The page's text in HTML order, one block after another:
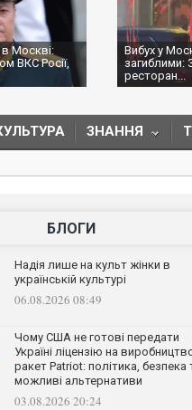
в Москві:
ВКС Росії,
Вибух у
загиблими:
ресторан...
ЗНАННЯ
БЛОГИ
Надія лише на культ жінки в
українській культурі
06.08.2026 08:49
Чому США не готові передати
Україні ліцензію на
ракет Patriot: політика, безпека
можливі альтернативи
03.08.2026 20:24